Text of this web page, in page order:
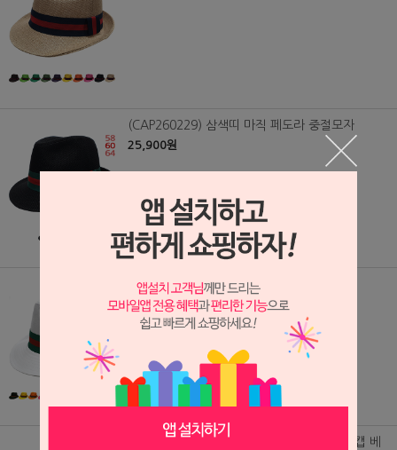
(CAP260229) 삼색띠 마직 페도라 중절모자
25,900원
(CAP260230) 삼색띠 면 페도라 중절모자
23,900원
(CAP260237) 피에르가르뎅 린넨 체크 헌팅캡 베